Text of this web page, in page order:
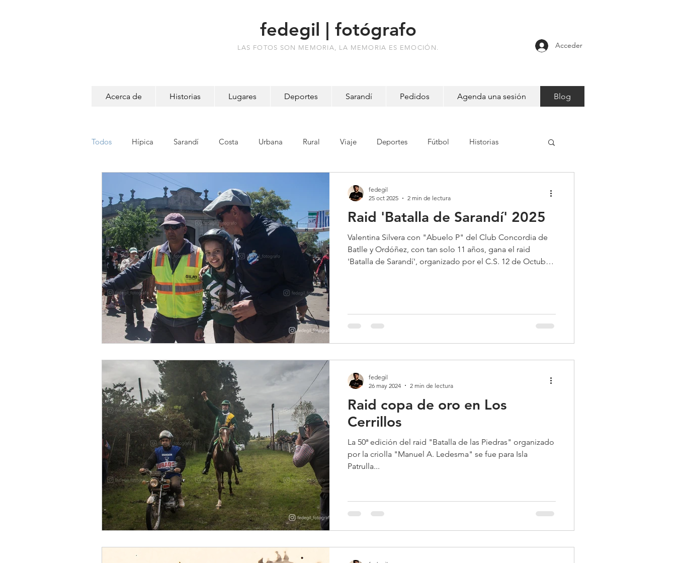
fedegil | fotógrafo
LAS FOTOS SON MEMORIA, LA MEMORIA ES EMOCIÓN. Acceder
Acerca de Historias Lugares Deportes Sarandí Pedidos Agenda una sesión Blog
Todos Hípica Sarandí Costa Urbana Rural Viaje Deportes Fútbol Historias
Retratos
Raid 'Batalla de Sarandí' 2025
Valentina Silvera con "Abuelo P" del Club Concordia de
Batlle y Ordóñez, con tan solo 11 años, gana el raid
'Batalla de Sarandí', organizado por el C.S. 12 de Octubre
fedegil
25 oct 2025
2 min de lectura
Raid copa de oro en Los
Cerrillos
La 50ª edición del raid "Batalla de las Piedras" organizado
por la criolla "Manuel A. Ledesma" se fue para Isla
Patrulla...
fedegil
26 may 2024
2 min de lectura